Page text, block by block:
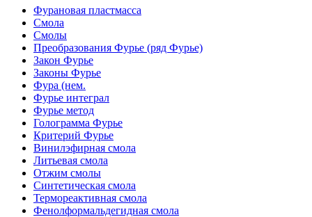
Фурановая пластмасса
Смола
Смолы
Преобразования Фурье (ряд Фурье)
Закон Фурье
Законы Фурье
Фура (нем.
Фурье интеграл
Фурье метод
Голограмма Фурье
Критерий Фурье
Винилэфирная смола
Литьевая смола
Отжим смолы
Синтетическая смола
Термореактивная смола
Фенолформальдегидная смола